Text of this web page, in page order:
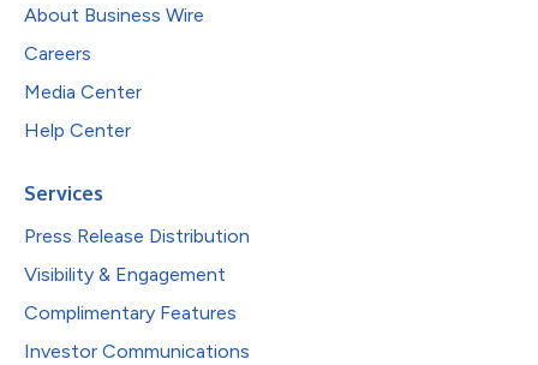
About Business Wire
Careers
Media Center
Help Center
Services
Press Release Distribution
Visibility & Engagement
Complimentary Features
Investor Communications